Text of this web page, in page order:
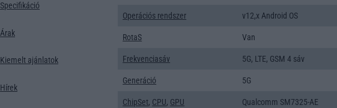
Specifikáció
Árak
Kiemelt ajánlatok
Hírek
Operációs rendszer v12,x Android OS
RotaS Van
Frekvenciasáv 5G, LTE, GSM 4 sáv
Generáció 5G
ChipSet, CPU, GPU
Qualcomm SM7325-AE